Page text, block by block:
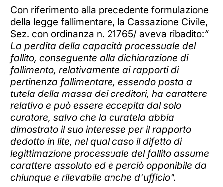
Con riferimento alla precedente formulazione
della legge fallimentare, la Cassazione Civile,
Sez. con ordinanza n. 21765/ aveva ribadito:“
La perdita della capacità processuale del
fallito, conseguente alla dichiarazione di
fallimento, relativamente ai rapporti di
pertinenza fallimentare, essendo posta a
tutela della massa dei creditori, ha carattere
relativo e può essere eccepita dal solo
curatore, salvo che la curatela abbia
dimostrato il suo interesse per il rapporto
dedotto in lite, nel qual caso il difetto di
legittimazione processuale del fallito assume
carattere assoluto ed è perciò opponibile da
chiunque e rilevabile anche d'ufficio".